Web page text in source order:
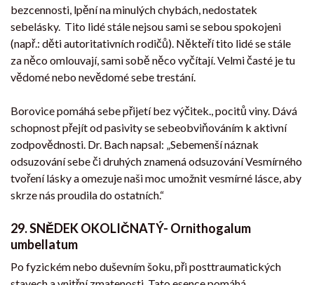
bezcennosti, lpění na minulých chybách, nedostatek
sebelásky. Tito lidé stále nejsou sami se sebou spokojeni
(např.: děti autoritativních rodičů). Někteří tito lidé se stále
za něco omlouvají, sami sobě něco vyčítají. Velmi časté je tu
vědomé nebo nevědomé sebe trestání.
Borovice pomáhá sebe přijetí bez výčitek., pocitů viny. Dává
schopnost přejít od pasivity se sebeobviňováním k aktivní
zodpovědnosti. Dr. Bach napsal: „Sebemenší náznak
odsuzování sebe či druhých znamená odsuzování Vesmírného
tvoření lásky a omezuje naši moc umožnit vesmírné lásce, aby
skrze nás proudila do ostatních.“
29. SNĚDEK OKOLIČNATÝ- Ornithogalum
umbellatum
Po fyzickém nebo duševním šoku, při posttraumatických